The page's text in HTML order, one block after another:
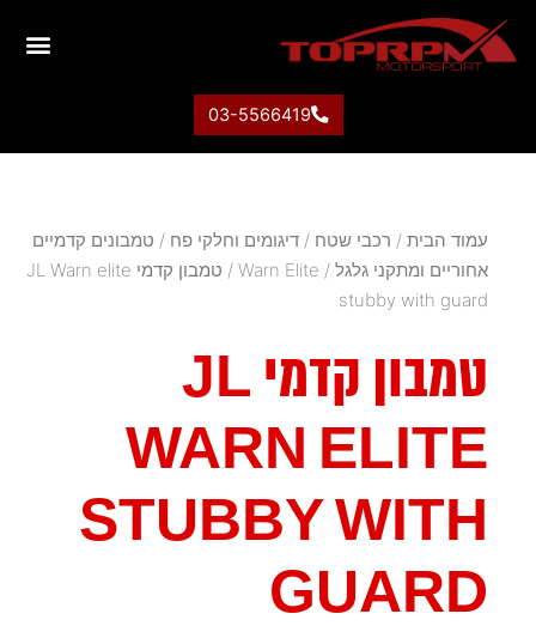
03-5566419
עמוד הבית / רכבי שטח / דיגומים וחלקי פח / טמבונים קדמיים
אחוריים ומתקני גלגל /
Warn Elite
/ טמבון קדמי JL Warn elite
stubby with guard
טמבון קדמי JL
WARN ELITE
STUBBY WITH
GUARD